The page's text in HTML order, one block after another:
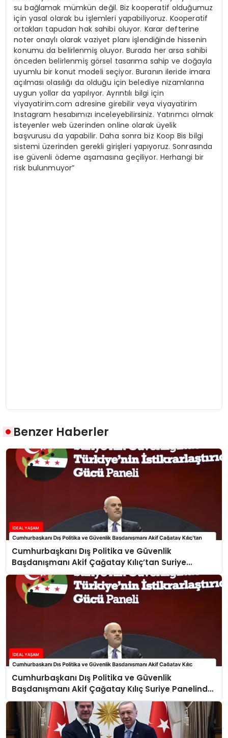
su bağlamak mümkün değil. Biz kooperatif olduğumuz
için yasal olarak bu işlemleri yapabiliyoruz. Kooperatif
ortakları tapudan hak sahibi oluyor. Karar defterine
noter onaylı olarak vaziyet planı işlendiğinde hissenin
konumu da belirlenmiş oluyor. Burada her arsa sahibi
önceden belirlenmiş görsel tasarıma sahip ve doğayla
uyumlu bir konut modeli seçiyor. Buranın ileride imara
açılması olasılığı da olduğu için belediye nizamlarına
uygun yollar da yapılıyor. Ayrıntılı bilgi için
viyayatirim.com adresine girebilir veya viyayatirim
Instagram hesabımızı inceleyebilirsiniz. Yatırımcı olmak
isteyenler web üzerinden online olarak üyelik
başvurusu da yapabilir. Daha sonra biz Koop Bis bilgi
sistemi üzerinden gerekli girişleri yapıyoruz. Sonrasında
ise güvenli ödeme aşamasına geçiliyor. Herhangi bir
risk bulunmuyor”
Benzer Haberler
Cumhurbaşkanı Dış Politika ve Güvenlik
Başdanışmanı Akif Çağatay Kılıç’tan Suriye
Panelinde Önemli Açıklamalar
Cumhurbaşkanı Dış Politika ve Güvenlik
Başdanışmanı Akif Çağatay Kılıç Suriye Panelinde
Konuştu